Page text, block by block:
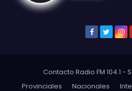
Contacto Radio FM 104.1 -
Provinciales
Nacionales